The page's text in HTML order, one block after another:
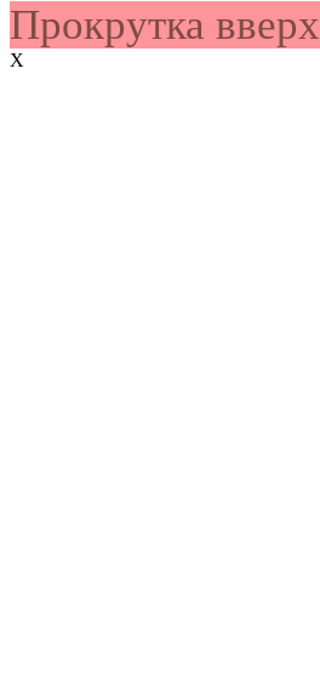
Прокрутка вверх
X